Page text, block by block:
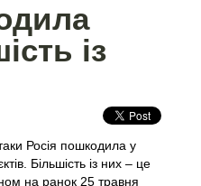
із
Росія пошкодила у
Більшість із них – це
на ранок 25 травня